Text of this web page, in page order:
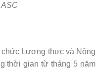
Lương thực và Nông
thời gian từ tháng 5 năm